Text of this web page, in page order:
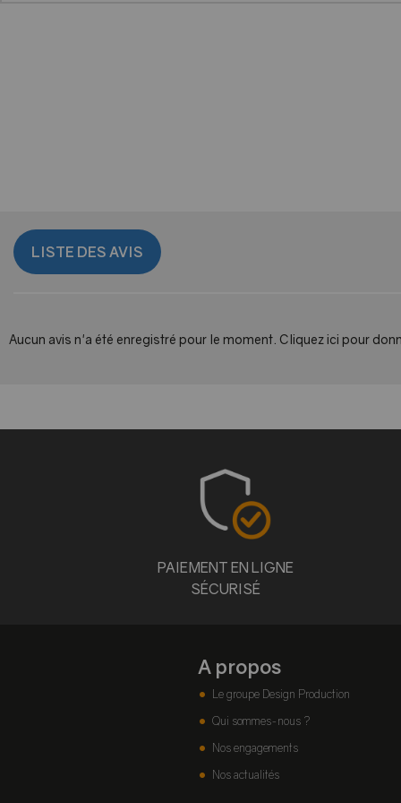
LISTE DES AVIS
Aucun avis n'a été enregistré pour le moment. Cliquez ici pour
PAIEMENT EN LIGNE
SÉCURISÉ
A propos
Le groupe Design Production
Qui sommes-nous ?
Nos engagements
Nos actualités